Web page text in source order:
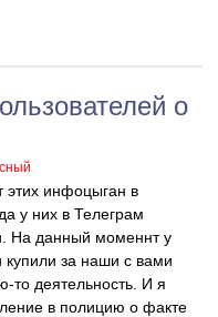
о
этих инфоцыган в
у них в Телеграм
На данный моменнт у
купили за наши с вами
то деятельность. И я
в полицию о факте